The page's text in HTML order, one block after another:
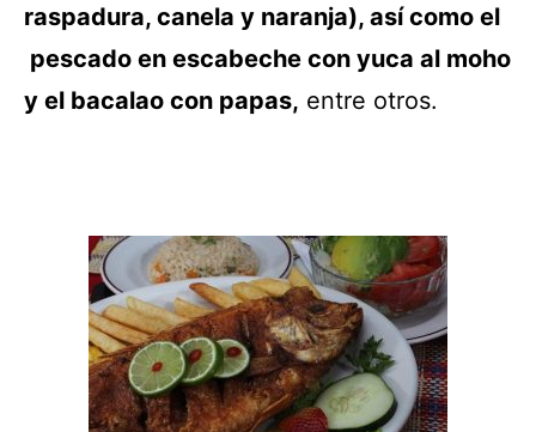
raspadura, canela y naranja), así como el
pescado en escabeche con yuca al moho
y el bacalao con papas, entre otros.